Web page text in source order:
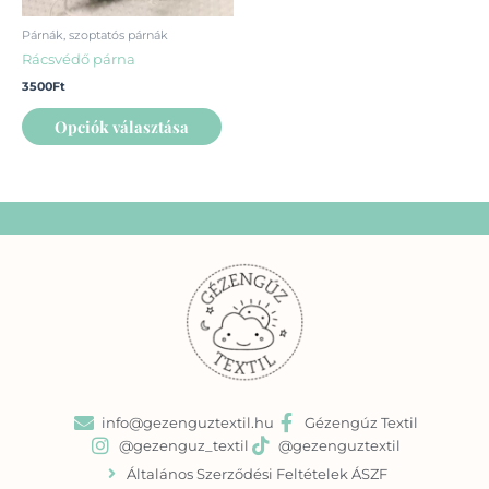
Párnák, szoptatós párnák
Rácsvédő párna
3500Ft
Opciók választása
termékoldalon
info@gezenguztextil.hu
Gézengúz Textil
@gezenguz_textil
@gezenguztextil
Általános Szerződési Feltételek ÁSZF